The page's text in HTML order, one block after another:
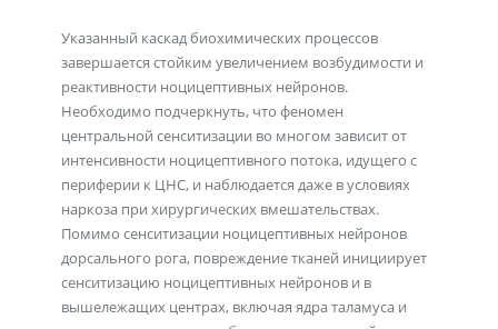
Указанный каскад биохимических процессов
завершается стойким увеличением возбудимости и
реактивности ноцицептивных нейронов.
Необходимо подчеркнуть, что феномен
центральной сенситизации во многом зависит от
интенсивности ноцицептивного потока, идущего с
периферии к ЦНС, и наблюдается даже в условиях
наркоза при хирургических вмешательствах.
Помимо сенситизации ноцицептивных нейронов
дорсального рога, повреждение тканей инициирует
сенситизацию ноцицептивных нейронов и в
вышележащих центрах, включая ядра таламуса и